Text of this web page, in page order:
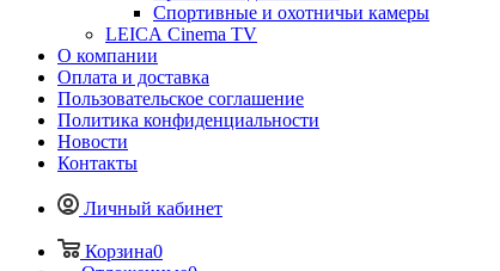
Спортивные и охотничьи камеры
LEICA Cinema TV
О компании
Оплата и доставка
Пользовательское соглашение
Политика конфиденциальности
Новости
Контакты
Личный кабинет
Корзина0